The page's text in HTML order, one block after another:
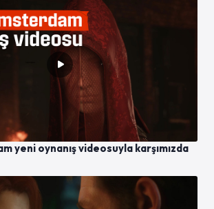
yeni oynanış videosuyla karşımızda